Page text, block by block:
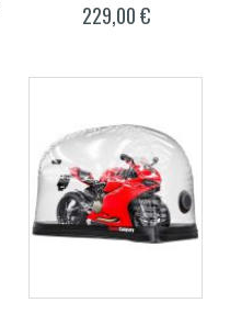
229,00 €